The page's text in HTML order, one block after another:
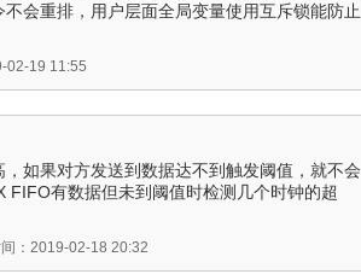
会重排，用户层面全局变量使用互斥锁能防止
02-19 11:55
如果对方发送到数据达不到触发阈值，就不会
FIFO有数据但未到阈值时检测几个时钟的超
：2019-02-18 20:32